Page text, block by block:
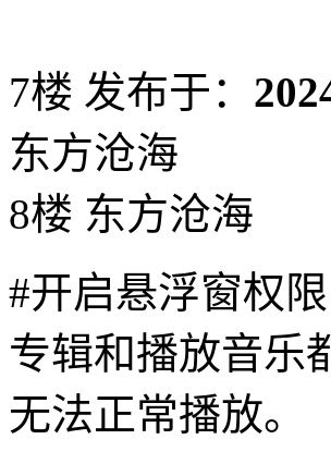
7楼 发布于：
东方沧海
8楼 东方沧海
#开启悬浮窗权
专辑和播放音乐
无法正常播放。